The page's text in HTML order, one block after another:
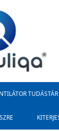
TUDÁSTÁR